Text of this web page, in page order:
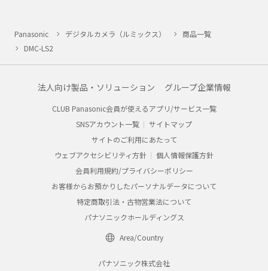
Panasonic デジタルカメラ（ルミックス）
商品一覧
DMC-LS2
法人向け製品・ソリューション グループ企業情報
CLUB Panasonic会員が使えるアプリ/サービス一覧
SNSアカウント一覧
サイトマップ
サイトのご利用にあたって
ウェブアクセシビリティ方針
個人情報保護方針
会員利用規約/プライバシーポリシー
お客様からお預かりしたパーソナルデータについて
特定商取引法・古物営業法について
パナソニックホールディングス
Area/Country
パナソニック株式会社